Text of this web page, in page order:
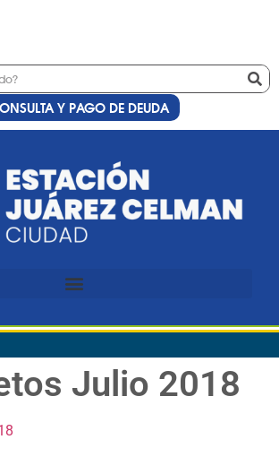
Y PAGO DE DEUDA
Julio 2018